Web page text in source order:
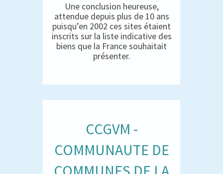
Une conclusion heureuse,
attendue depuis plus de 10 ans
puisqu’en 2002 ces sites étaient
inscrits sur la liste indicative des
biens que la France souhaitait
présenter.
CCGVM -
COMMUNAUTE DE